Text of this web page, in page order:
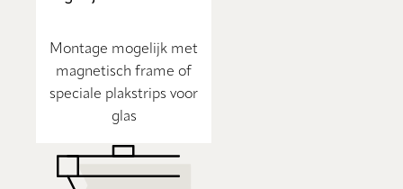
Montage mogelijk met
magnetisch frame of
speciale plakstrips voor
glas